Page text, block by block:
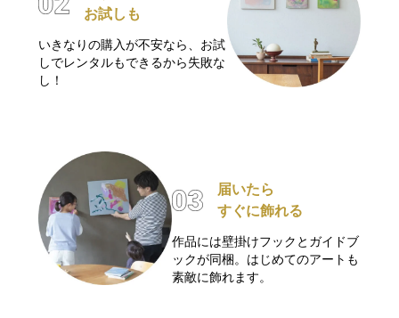
お試しも
いきなりの購入が不安なら、お試
しでレンタルもできるから失敗な
し！
届いたら
すぐに飾れる
作品には壁掛けフックとガイドブ
ックが同梱。はじめてのアートも
素敵に飾れます。